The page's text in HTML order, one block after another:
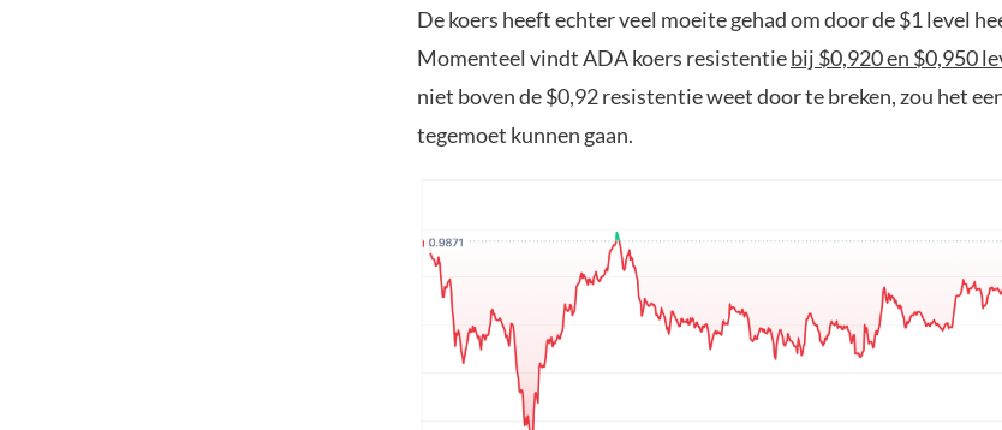
De koers heeft echter veel moeite gehad om door de $1 level
Momenteel vindt ADA koers resistentiebij $0,920 en $0,950
niet boven de $0,92 resistentie weet door te breken, zou het
tegemoet kunnen gaan.